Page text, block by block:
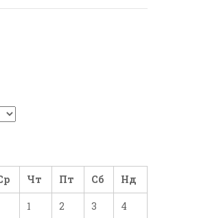
Чт Пт Сб Нд
1 2 3 4